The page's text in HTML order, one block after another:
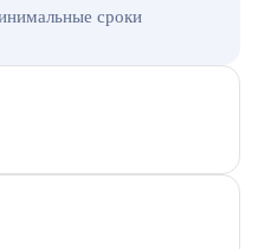
сроки